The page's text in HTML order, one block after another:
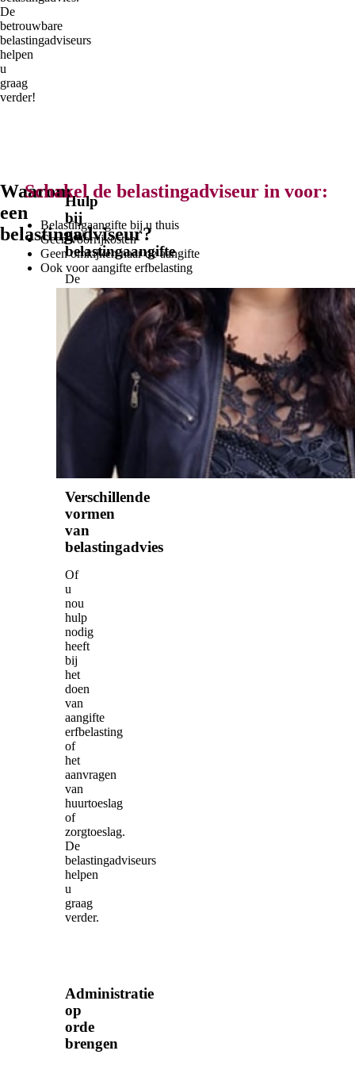
De
betrouwbare
belastingadviseurs
helpen
u
graag
verder!
Waarom
een
belastingadviseur?
Hulp
bij
uw
belastingaangifte
De
belastingadviseur
voor
u
Verschillende
vormen
van
belastingadvies
Of
u
nou
hulp
nodig
heeft
bij
het
doen
van
aangifte
erfbelasting
of
het
aanvragen
van
huurtoeslag
of
zorgtoeslag.
De
belastingadviseurs
helpen
u
graag
verder.
Administratie
op
orde
brengen
Schakel de belastingadviseur in voor:
Belastingaangifte bij u thuis
Geen voorrijkosten
Geen omkijken naar de aangifte
Ook voor aangifte erfbelasting